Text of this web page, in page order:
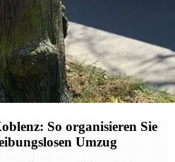
So organisieren Sie
Umzug